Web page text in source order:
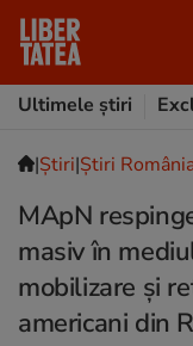
Ultimele știri
|Ştiri|Știri
MApN
masiv în
mobilizare și
americani din